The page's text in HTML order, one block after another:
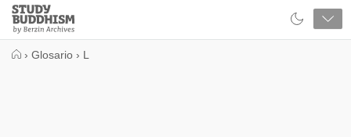
Close
Study
Buddhism
› Glosario › L